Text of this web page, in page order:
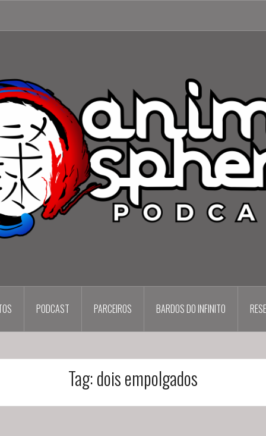
PODCAST PARCEIROS BARDOS DO INFINITO
Tag:dois empolgados